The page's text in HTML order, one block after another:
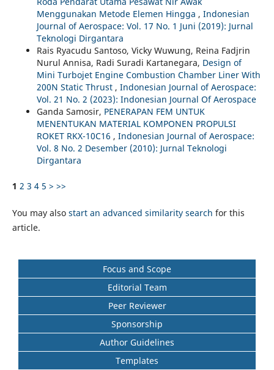
Menggunakan Metode Elemen Hingga , Indonesian
Journal of Aerospace: Vol. 17 No. 1 Juni (2019): Jurnal
Teknologi Dirgantara
Rais Ryacudu Santoso, Vicky Wuwung, Reina Fadjrin
Nurul Annisa, Radi Suradi Kartanegara, Design of
Mini Turbojet Engine Combustion Chamber Liner With
200N Static Thrust , Indonesian Journal of Aerospace:
Vol. 21 No. 2 (2023): Indonesian Journal Of Aerospace
Ganda Samosir, PENERAPAN FEM UNTUK
MENENTUKAN MATERIAL KOMPONEN PROPULSI
ROKET RKX-10C16 , Indonesian Journal of Aerospace:
Vol. 8 No. 2 Desember (2010): Jurnal Teknologi
Dirgantara
1 2 3 4 5 > >>
You may also start an advanced similarity search for this
article.
Focus and Scope
Editorial Team
Peer Reviewer
Sponsorship
Author Guidelines
Templates